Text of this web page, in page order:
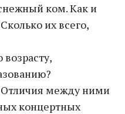
ком. Как и
их всего,
между ними
концертных